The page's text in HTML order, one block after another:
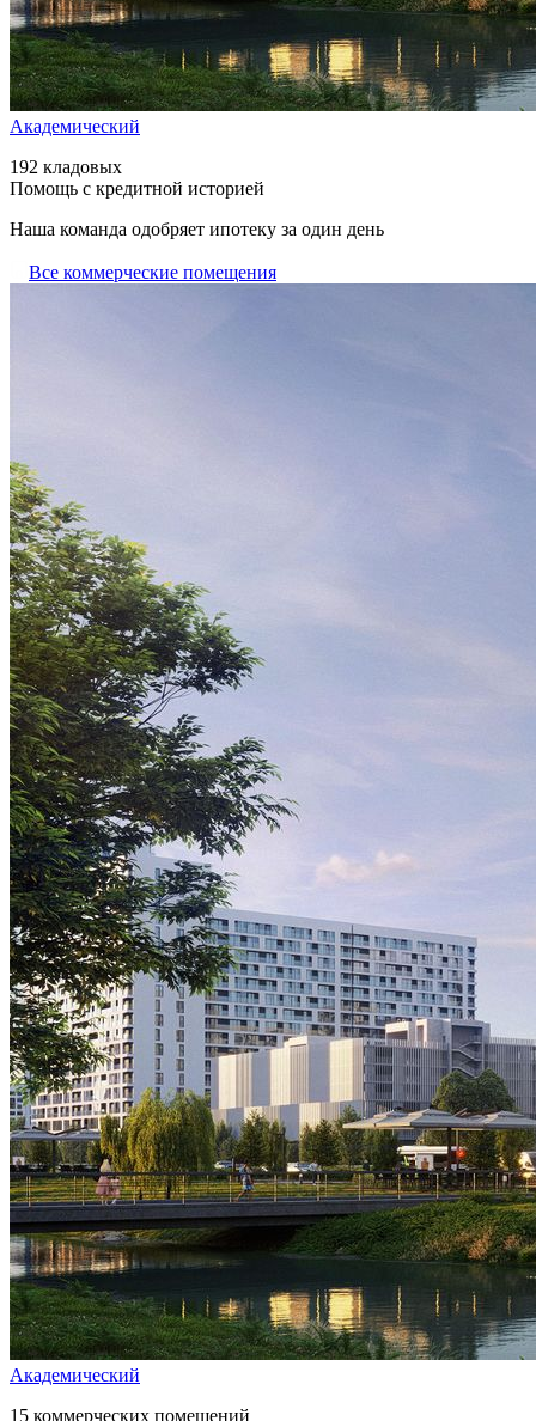
Академический
192 кладовых
Помощь с кредитной историей
Наша команда одобряет ипотеку за один день
Все коммерческие помещения
Академический
15 коммерческих помещений